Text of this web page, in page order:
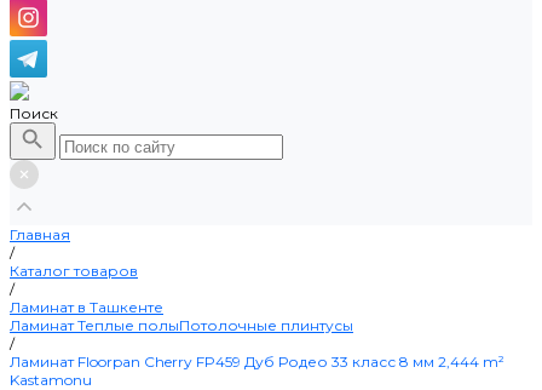
Поиск
Главная
/
Каталог товаров
/
Ламинат в Ташкенте
ЛаминатТеплые полыПотолочные плинтусы
/
Ламинат Floorpan Cherry FP459 Дуб Родео 33 класс 8 мм 2,444 m²
Kastamonu